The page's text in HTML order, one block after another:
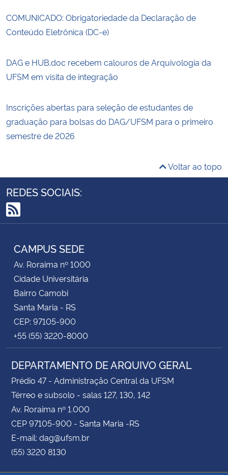
COMUNICADO: Obrigatoriedade da Declaração de
Conteúdo Eletrônica (DC-e)
DAG e HUB.doc recebem calouros de Arquivologia da
UFSM em visita de integração
Inscrições abertas para seleção de estudantes de
graduação para bolsas do DAG/UFSM para o primeiro
semestre de 2026
Voltar ao topo
REDES SOCIAIS:
RSS
CAMPUS SEDE
Av. Roraima nº 1000
Cidade Universitária
Bairro Camobi
Santa Maria - RS
CEP: 97105-900
+55 (55) 3220-8000
DEPARTAMENTO DE ARQUIVO GERAL
Prédio 47 - Administração Central da UFSM
Térreo e subsolo - salas 127, 130, 142
Av. Roraima nº 1.000
CEP 97105-900 - Santa Maria -RS
E-mail: dag@ufsm.br
(55) 3220 8130